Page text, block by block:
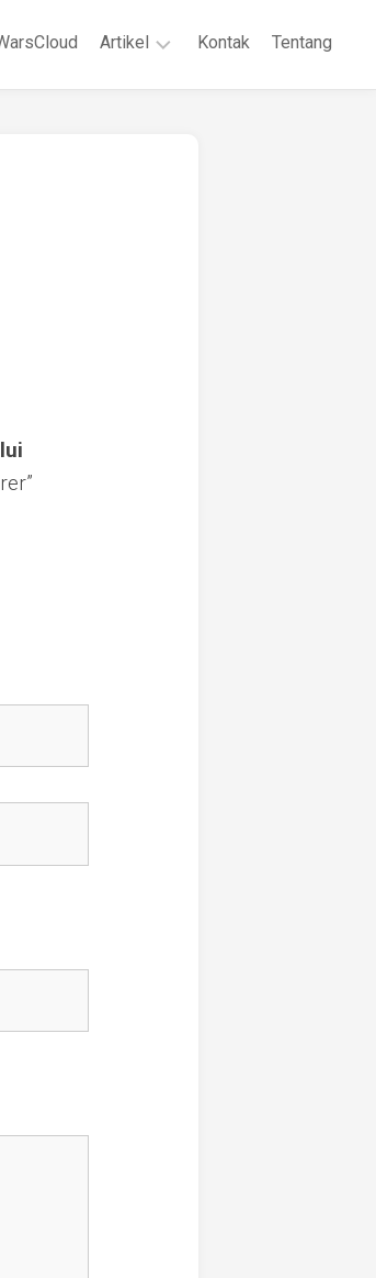
Artikel Kontak Tentang